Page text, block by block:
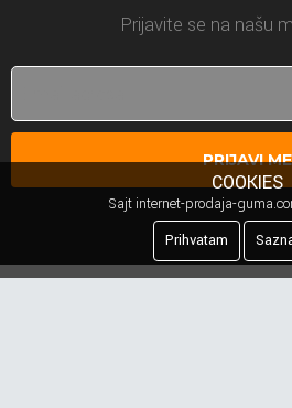
Prijavite se na našu
PRIJAVI ME
COOKIES
Sajt internet-prodaja-
Prihvatam